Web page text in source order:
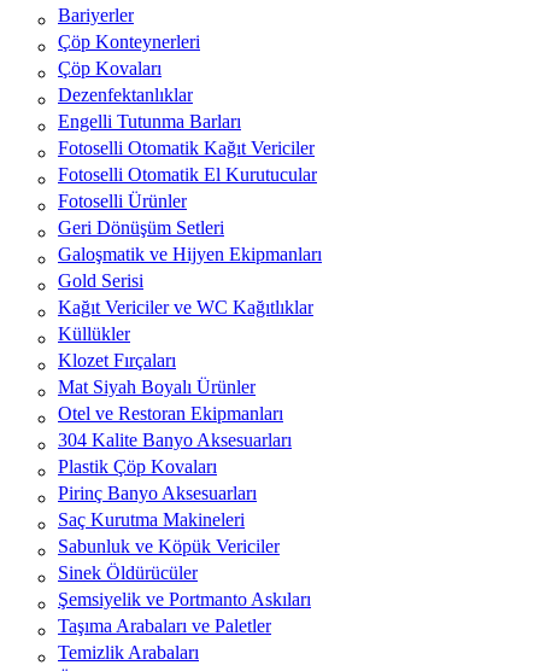
Bariyerler
Çöp Konteynerleri
Çöp Kovaları
Dezenfektanlıklar
Engelli Tutunma Barları
Fotoselli Otomatik Kağıt Vericiler
Fotoselli Otomatik El Kurutucular
Fotoselli Ürünler
Geri Dönüşüm Setleri
Galoşmatik ve Hijyen Ekipmanları
Gold Serisi
Kağıt Vericiler ve WC Kağıtlıklar
Küllükler
Klozet Fırçaları
Mat Siyah Boyalı Ürünler
Otel ve Restoran Ekipmanları
304 Kalite Banyo Aksesuarları
Plastik Çöp Kovaları
Pirinç Banyo Aksesuarları
Saç Kurutma Makineleri
Sabunluk ve Köpük Vericiler
Sinek Öldürücüler
Şemsiyelik ve Portmanto Askıları
Taşıma Arabaları ve Paletler
Temizlik Arabaları